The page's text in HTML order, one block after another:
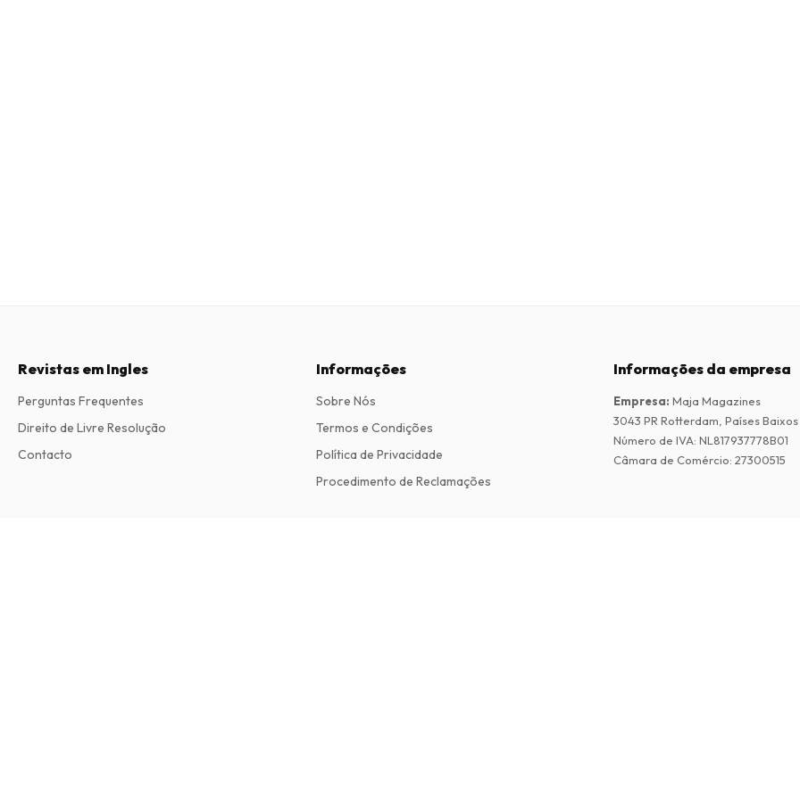
Revistas em Ingles
Perguntas Frequentes
Direito de Livre Resolução
Contacto
Informações
Sobre Nós
Termos e Condições
Política de Privacidade
Procedimento de Reclamações
Informações da empresa
Empresa: Maja Magazines
3043 PR Rotterdam, Países Baixos
Número de IVA: NL817937778B01
Câmara de Comércio: 27300515